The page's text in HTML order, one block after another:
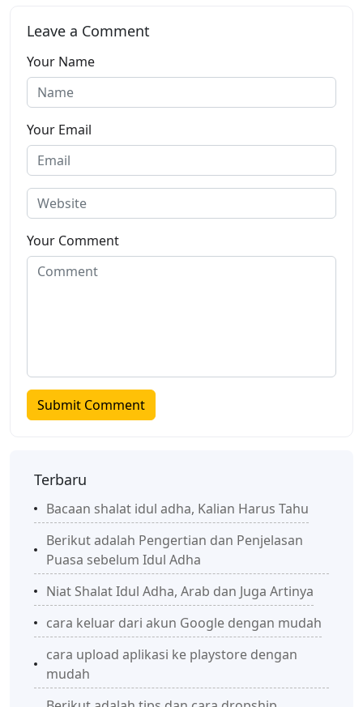
Leave a Comment
Your Name
Your Email
Your Comment
Terbaru
Bacaan shalat idul adha, Kalian Harus Tahu
Berikut adalah Pengertian dan Penjelasan
Puasa sebelum Idul Adha
Niat Shalat Idul Adha, Arab dan Juga Artinya
cara keluar dari akun Google dengan mudah
cara upload aplikasi ke playstore dengan
mudah